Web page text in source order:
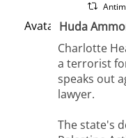
Avatar Huda
Charlotte
a terrorist
speaks out
lawyer.
The state's